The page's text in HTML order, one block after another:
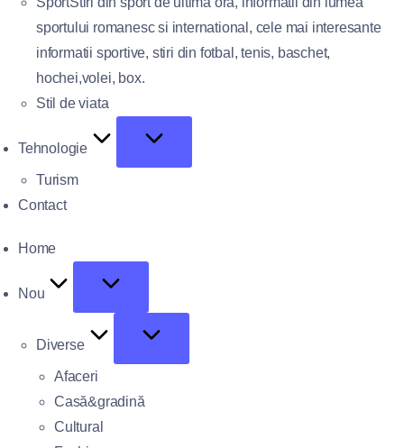
sportului romanesc si international, cele mai interesante
informatii sportive, stiri din fotbal, tenis, baschet,
hochei,volei, box.
Stil de viata
Tehnologie
Turism
Contact
Home
Nou
Diverse
Afaceri
Casă&gradină
Cultural